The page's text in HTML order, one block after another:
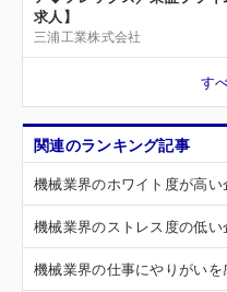
求人】
三浦工業株式会社
す
関連のランキング記事
機械業界のホワイト度が高
機械業界のストレス度の低
機械業界の仕事にやりがい